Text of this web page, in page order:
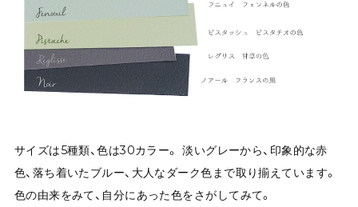
サイズは5種類、色は30カラー。 淡いグレーから、印象的な赤
色、落ち着いたブルー、大人なダーク色まで取り揃えています。
色の由来をみて、自分にあった色をさがしてみて。